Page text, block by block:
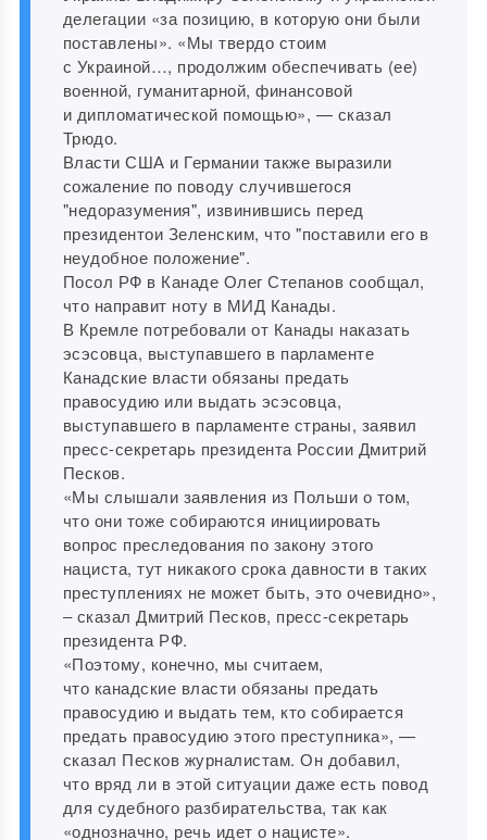
делегации «за позицию, в которую они были
поставлены». «Мы твердо стоим
с Украиной…, продолжим обеспечивать (ее)
военной, гуманитарной, финансовой
и дипломатической помощью», — сказал
Трюдо.
Власти США и Германии также выразили
сожаление по поводу случившегося
"недоразумения", извинившись перед
президентои Зеленским, что "поставили его в
неудобное положение".
Посол РФ в Канаде Олег Степанов сообщал,
что направит ноту в МИД Канады.
В Кремле потребовали от Канады наказать
эсэсовца, выступавшего в парламенте
Канадские власти обязаны предать
правосудию или выдать эсэсовца,
выступавшего в парламенте страны, заявил
пресс-секретарь президента России Дмитрий
Песков.
«Мы слышали заявления из Польши о том,
что они тоже собираются инициировать
вопрос преследования по закону этого
нациста, тут никакого срока давности в таких
преступлениях не может быть, это очевидно»,
‒ сказал Дмитрий Песков, пресс-секретарь
президента РФ.
«Поэтому, конечно, мы считаем,
что канадские власти обязаны предать
правосудию и выдать тем, кто собирается
предать правосудию этого преступника», —
сказал Песков журналистам. Он добавил,
что вряд ли в этой ситуации даже есть повод
для судебного разбирательства, так как
«однозначно, речь идет о нацисте».